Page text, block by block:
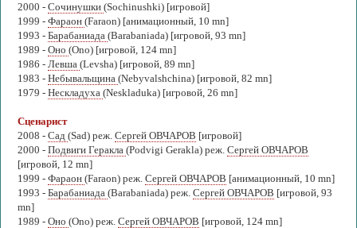
2000 - Сочинушки (Sochinushki) [игровой]
1999 - Фараон (Faraon) [анимационный, 10 mn]
1993 - Барабаниада (Barabaniada) [игровой, 93 mn]
1989 - Оно (Ono) [игровой, 124 mn]
1986 - Левша (Levsha) [игровой, 89 mn]
1983 - Небывальщина (Nebyvalshchina) [игровой, 82 mn]
1979 - Нескладуха (Neskladuka) [игровой, 26 mn]
Сценарист
2008 - Сад (Sad) реж. Сергей ОВЧАРОВ [игровой]
2000 - Подвиги Геракла (Podvigi Gerakla) реж. Сергей ОВЧАРОВ
[игровой, 12 mn]
1999 - Фараон (Faraon) реж. Сергей ОВЧАРОВ [анимационный, 10 mn]
1993 - Барабаниада (Barabaniada) реж. Сергей ОВЧАРОВ [игровой, 93
mn]
1989 - Оно (Ono) реж. Сергей ОВЧАРОВ [игровой, 124 mn]